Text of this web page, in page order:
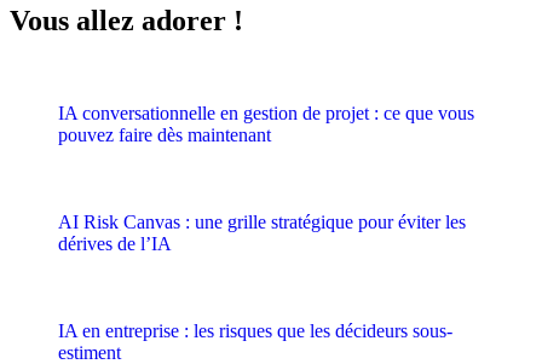
Vous allez adorer !
IA conversationnelle en gestion de projet : ce que vous
pouvez faire dès maintenant
AI Risk Canvas : une grille stratégique pour éviter les
dérives de l’IA
IA en entreprise : les risques que les décideurs sous-
estiment